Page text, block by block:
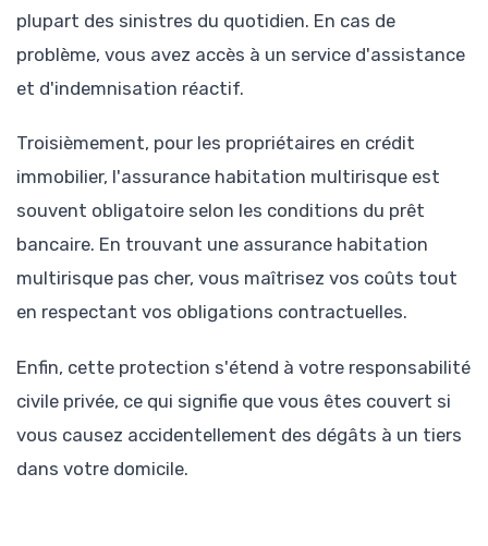
plupart des sinistres du quotidien. En cas de
problème, vous avez accès à un service d'assistance
et d'indemnisation réactif.
Troisièmement, pour les propriétaires en crédit
immobilier, l'assurance habitation multirisque est
souvent obligatoire selon les conditions du prêt
bancaire. En trouvant une assurance habitation
multirisque pas cher, vous maîtrisez vos coûts tout
en respectant vos obligations contractuelles.
Enfin, cette protection s'étend à votre responsabilité
civile privée, ce qui signifie que vous êtes couvert si
vous causez accidentellement des dégâts à un tiers
dans votre domicile.